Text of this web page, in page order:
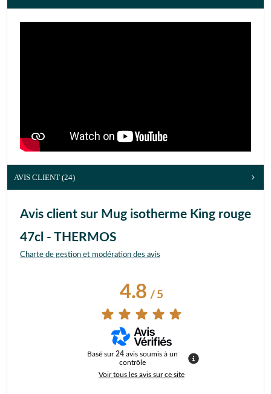
AVIS CLIENT (24)
Avis client sur Mug isotherme King rouge
47cl - THERMOS
Charte de gestion et modération des avis
4.8/ 5
Basé sur24 avis soumis à un
contrôle
Voir tous les avis sur ce site